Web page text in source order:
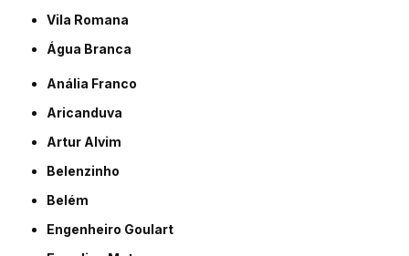
Vila Romana
Água Branca
Anália Franco
Aricanduva
Artur Alvim
Belenzinho
Belém
Engenheiro Goulart